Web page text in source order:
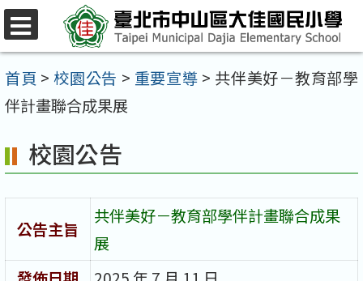
跳
至
主
要
容
區
首頁 > 校園公告 > 重要宣導 > 共伴美好－教育部學
伴計畫聯合成果展
校園公告
公告主旨
共伴美好－教育部學伴計畫聯合成果
展
選
單